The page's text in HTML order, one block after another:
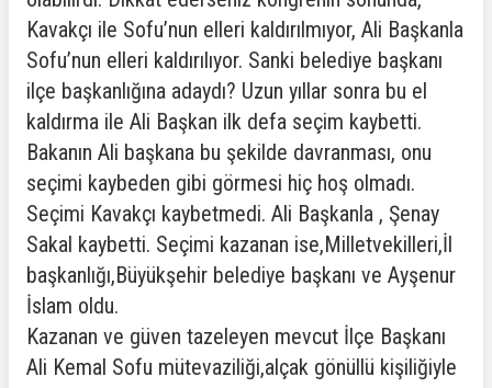
Kavakçı ile Sofu’nun elleri kaldırılmıyor, Ali Başkanla
Sofu’nun elleri kaldırılıyor. Sanki belediye başkanı
ilçe başkanlığına adaydı? Uzun yıllar sonra bu el
kaldırma ile Ali Başkan ilk defa seçim kaybetti.
Bakanın Ali başkana bu şekilde davranması, onu
seçimi kaybeden gibi görmesi hiç hoş olmadı.
Seçimi Kavakçı kaybetmedi. Ali Başkanla , Şenay
Sakal kaybetti. Seçimi kazanan ise,Milletvekilleri,İl
başkanlığı,Büyükşehir belediye başkanı ve Ayşenur
İslam oldu.
Kazanan ve güven tazeleyen mevcut İlçe Başkanı
Ali Kemal Sofu mütevaziliği,alçak gönüllü kişiliğiyle